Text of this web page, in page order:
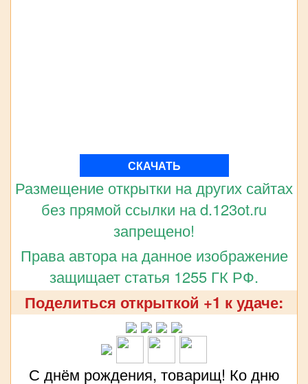
СКАЧАТЬ
Размещение открытки на других сайтах
без прямой ссылки на d.123ot.ru
запрещено!
Права автора на данное изображение
защищает статья 1255 ГК РФ.
Поделиться открыткой +1 к удаче:
С днём рождения, товарищ! Ко дню